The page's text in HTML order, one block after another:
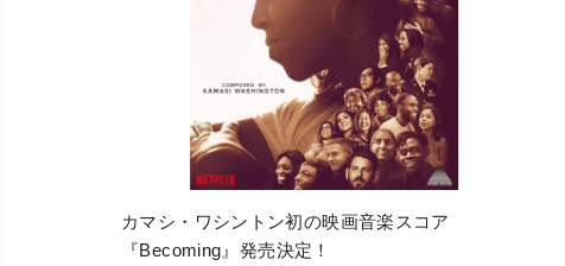
カマシ・ワシントン初の映画音楽スコア
『Becoming』発売決定！